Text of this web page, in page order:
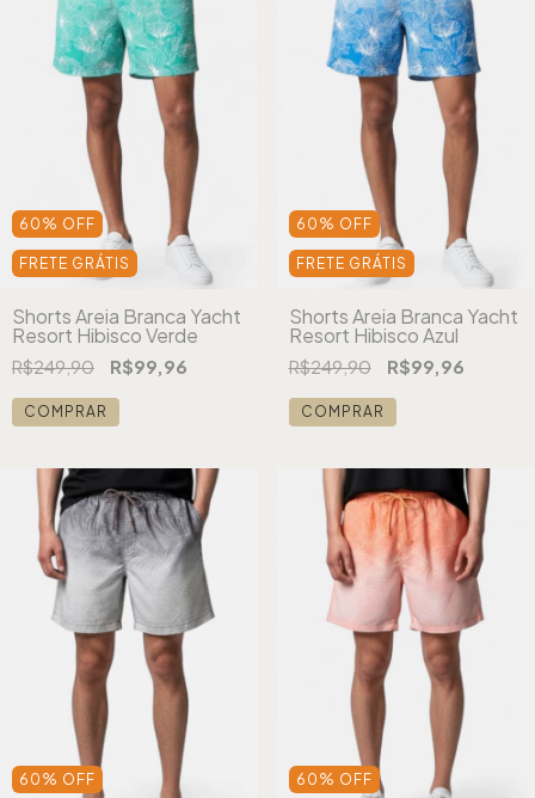
60 % OFF
FRETE GRÁTIS
Shorts Areia Branca Yacht
Resort Hibisco Verde
R$249,90 R$99,96
COMPRAR
60 % OFF
FRETE GRÁTIS
Shorts Areia Branca Yacht
Resort Hibisco Azul
R$249,90 R$99,96
COMPRAR
60 % OFF 60 % OFF